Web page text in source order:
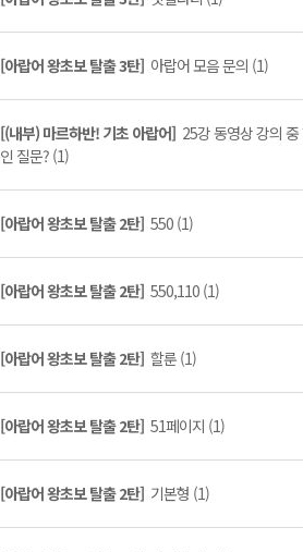
[아랍어 왕초보 탈출 3탄] 아랍어 모음 문의 (1)
[(내부) 마르하반! 기초 아랍어] 25강 동영상 강의
인 질문? (1)
[아랍어 왕초보 탈출 2탄] 550 (1)
[아랍어 왕초보 탈출 2탄] 550,110 (1)
[아랍어 왕초보 탈출 2탄] 할룬 (1)
[아랍어 왕초보 탈출 2탄] 51페이지 (1)
[아랍어 왕초보 탈출 2탄] 기본형 (1)